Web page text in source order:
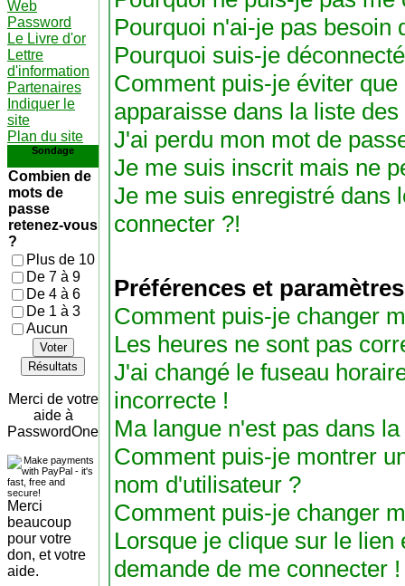
Web
Password
Le Livre d'or
Lettre
d'information
Partenaires
Indiquer le
site
Plan du site
Sondage
Combien de
mots de
passe
retenez-vous
?
Plus de 10
De 7 à 9
De 4 à 6
De 1 à 3
Aucun
Voter
Résultats
Merci de votre
aide à
PasswordOne
Merci
beaucoup
pour votre
don, et votre
aide.
Pourquoi n'ai-je pas besoin
Pourquoi suis-je
Comment puis-je éviter
apparaisse dans la liste
J'ai perdu mon mot de
Je me suis inscrit mais ne
Je me suis enregistré dans
connecter ?!
Préférences et
Comment puis-je changer
Les heures ne sont pas
J'ai changé le fuseau
incorrecte !
Ma langue n'est pas dans
Comment puis-je montrer
nom d'utilisateur ?
Comment puis-je changer
Lorsque je clique sur le
demande de me connecter !